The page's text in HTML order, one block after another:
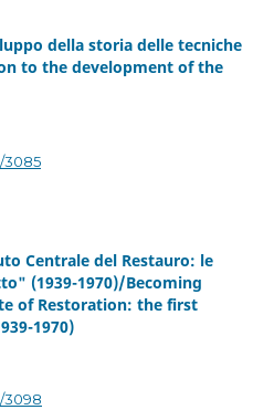
della storia delle tecniche
to the development of the
3085
Centrale del Restauro: le
(1939-1970)/Becoming
of Restoration: the first
1970)
3098